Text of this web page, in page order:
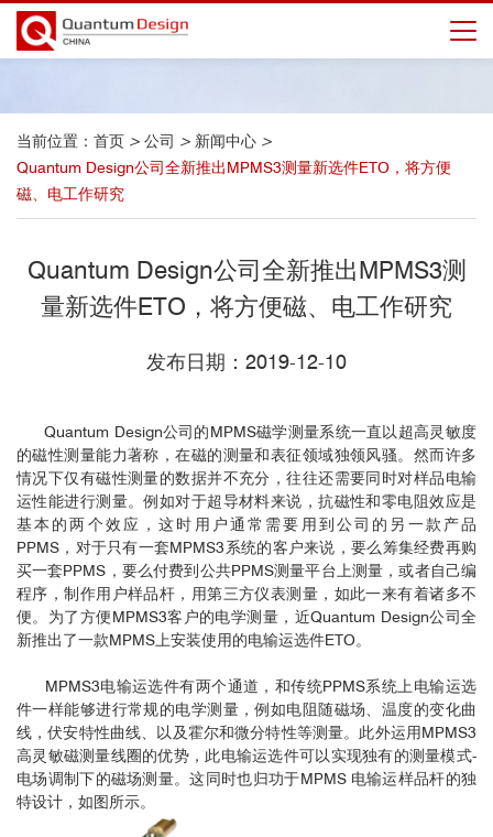
当前位置： 首页 > 公司 > 新闻中心 >
Quantum Design公司全新推出MPMS3测量新选件ETO，将方便
磁、电工作研究
Quantum Design公司全新推出MPMS3测
量新选件ETO，将方便磁、电工作研究
发布日期：2019-12-10
Quantum Design公司的MPMS磁学测量系统一直以超高灵敏度
的磁性测量能力著称，在磁的测量和表征领域独领风骚。然而许多
情况下仅有磁性测量的数据并不充分，往往还需要同时对样品电输
运性能进行测量。例如对于超导材料来说，抗磁性和零电阻效应是
基本的两个效应，这时用户通常需要用到公司的另一款产品
PPMS，对于只有一套MPMS3系统的客户来说，要么筹集经费再购
买一套PPMS，要么付费到公共PPMS测量平台上测量，或者自己编
程序，制作用户样品杆，用第三方仪表测量，如此一来有着诸多不
便。为了方便MPMS3客户的电学测量，近Quantum Design公司全
新推出了一款MPMS上安装使用的电输运选件ETO。
MPMS3电输运选件有两个通道，和传统PPMS系统上电输运选
件一样能够进行常规的电学测量，例如电阻随磁场、温度的变化曲
线，伏安特性曲线、以及霍尔和微分特性等测量。此外运用MPMS3
高灵敏磁测量线圈的优势，此电输运选件可以实现独有的测量模式-
电场调制下的磁场测量。这同时也归功于MPMS 电输运样品杆的独
特设计，如图所示。